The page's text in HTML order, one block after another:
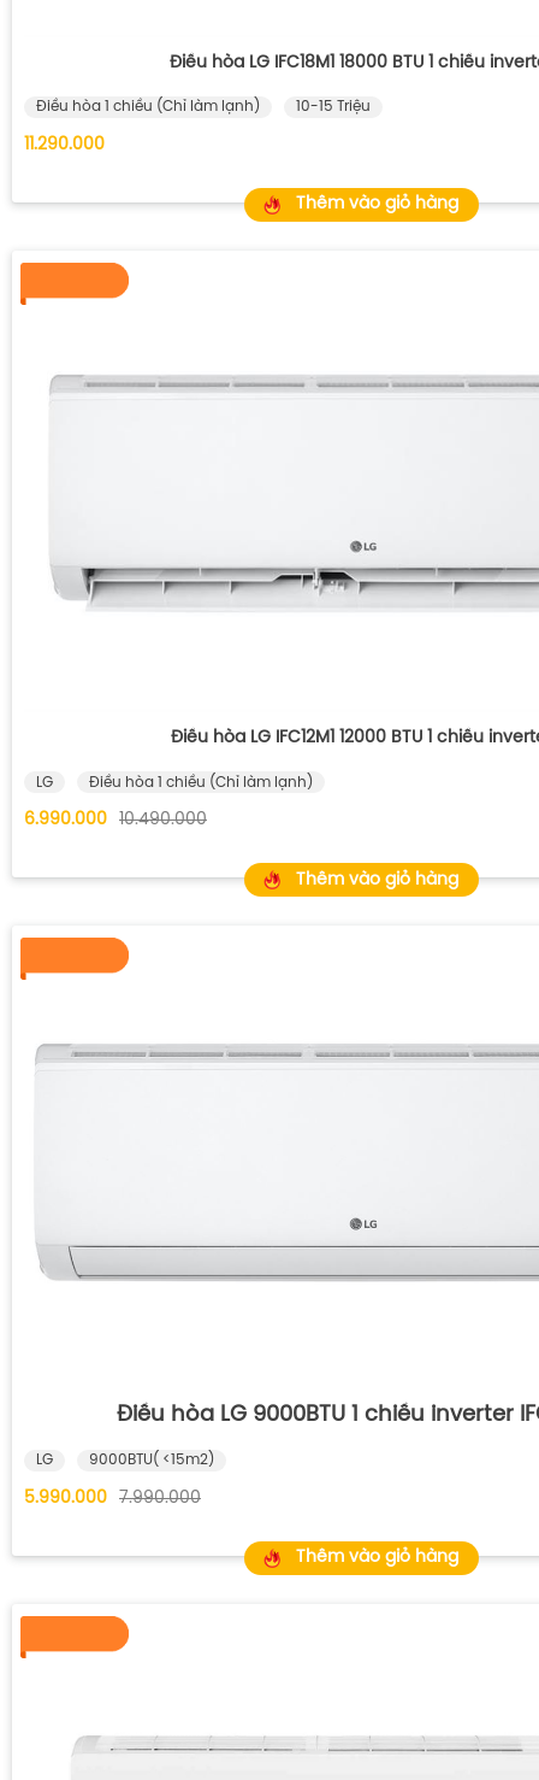
Điều hòa LG IFC18M1 18000 BTU 1 chiều
Điều hòa 1 chiều (Chỉ làm lạnh) 10-15 Triệu
11.290.000
Thêm vào giỏ hàng
Điều hòa LG IFC12M1 12000 BTU 1 chiều
LG Điều hòa 1 chiều (Chỉ làm lạnh)
6.990.000 10.490.000
Thêm vào giỏ hàng
Điều hòa LG 9000BTU 1 chiều inverter
LG 9000BTU( <15m2)
5.990.000 7.990.000
Thêm vào giỏ hàng